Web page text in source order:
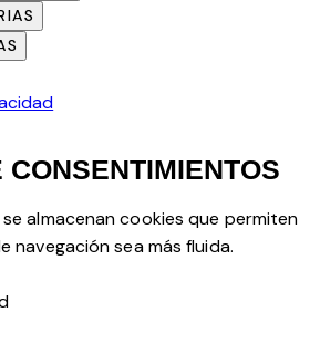
CONSENTIMIENTOS
almacenan cookies que permiten
navegación sea más fluida.